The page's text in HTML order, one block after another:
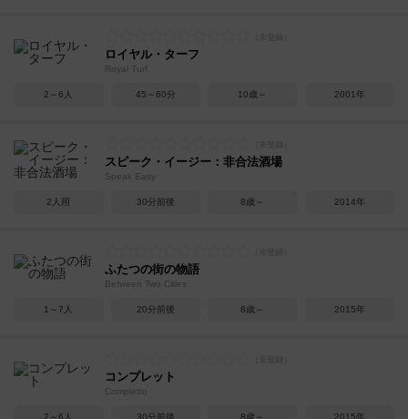
ロイヤル・ターフ
Royal Turf
2～6人 45～60分 10歳～ 2001年
スピーク・イージー：非合法酒場
Speak Easy
2人用 30分前後 8歳～ 2014年
ふたつの街の物語
Between Two Cities
1～7人 20分前後 8歳～ 2015年
コンプレット
Completto
2～6人 30分前後 8歳～ 2015年